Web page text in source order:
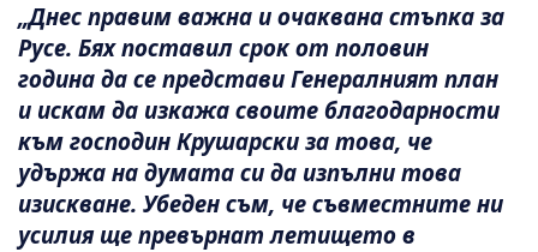
„Днес правим важна и очаквана стъпка за
Русе. Бях поставил срок от половин
година да се представи Генералният план
и искам да изкажа своите благодарности
към господин Крушарски за това, че
удържа на думата си да изпълни това
изискване. Убеден съм, че съвместните ни
усилия ще превърнат летището в